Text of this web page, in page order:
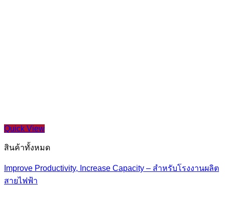
Quick View
สินค้าทั้งหมด
Improve Productivity, Increase Capacity – สำหรับโรงงานผลิต
สายไฟฟ้า